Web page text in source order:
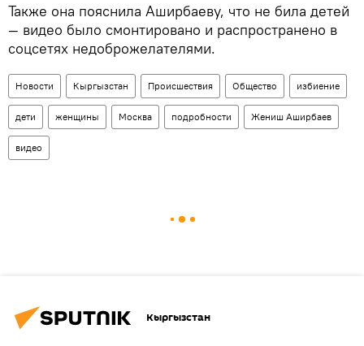
Также она пояснила Аширбаеву, что не била детей
— видео было смонтировано и распространено в
соцсетях недоброжелателями.
Новости Кыргызстан Происшествия Общество избиение
дети женщины Москва подробности Жениш Аширбаев
видео
Кыргызстан